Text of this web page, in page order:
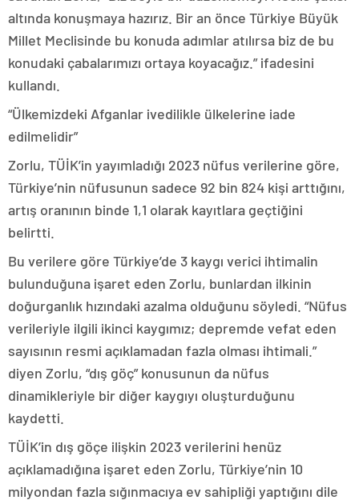
altında konuşmaya hazırız. Bir an önce Türkiye Büyük
Millet Meclisinde bu konuda adımlar atılırsa biz de bu
konudaki çabalarımızı ortaya koyacağız.” ifadesini
kullandı.
“Ülkemizdeki Afganlar ivedilikle ülkelerine iade
edilmelidir”
Zorlu, TÜİK’in yayımladığı 2023 nüfus verilerine göre,
Türkiye’nin nüfusunun sadece 92 bin 824 kişi arttığını,
artış oranının binde 1,1 olarak kayıtlara geçtiğini
belirtti.
Bu verilere göre Türkiye’de 3 kaygı verici ihtimalin
bulunduğuna işaret eden Zorlu, bunlardan ilkinin
doğurganlık hızındaki azalma olduğunu söyledi. “Nüfus
verileriyle ilgili ikinci kaygımız; depremde vefat eden
sayısının resmi açıklamadan fazla olması ihtimali.”
diyen Zorlu, “dış göç” konusunun da nüfus
dinamikleriyle bir diğer kaygıyı oluşturduğunu
kaydetti.
TÜİK’in dış göçe ilişkin 2023 verilerini henüz
açıklamadığına işaret eden Zorlu, Türkiye’nin 10
milyondan fazla sığınmacıya ev sahipliği yaptığını dile